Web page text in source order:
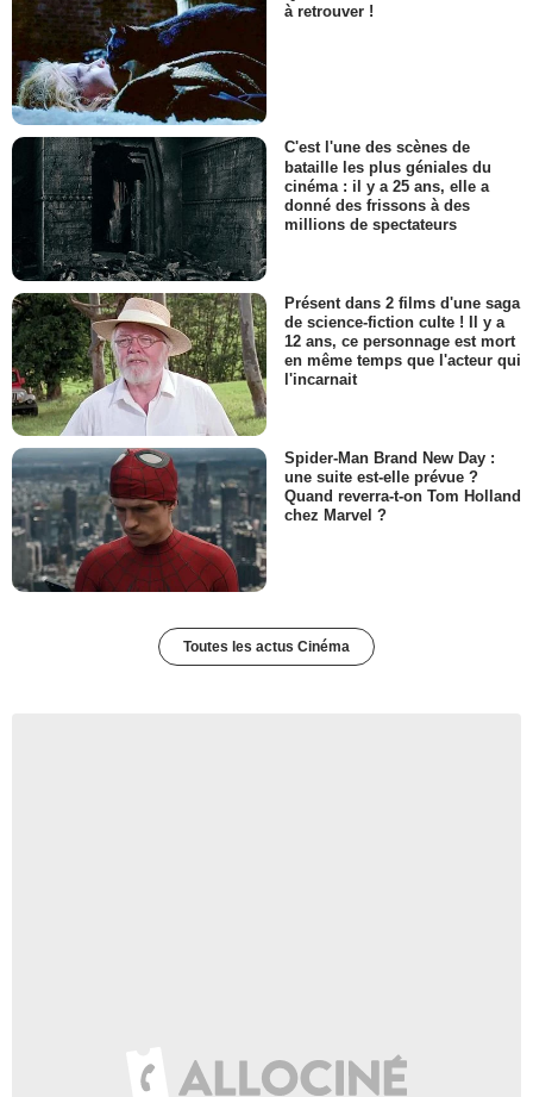
à retrouver !
C'est l'une des scènes de
bataille les plus géniales du
cinéma : il y a 25 ans, elle a
donné des frissons à des
millions de spectateurs
Présent dans 2 films d'une saga
de science-fiction culte ! Il y a
12 ans, ce personnage est mort
en même temps que l'acteur qui
l'incarnait
Spider-Man Brand New Day :
une suite est-elle prévue ?
Quand reverra-t-on Tom Holland
chez Marvel ?
Toutes les actus Cinéma